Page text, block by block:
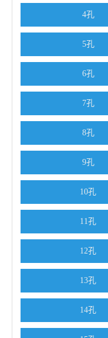
4孔
5孔
6孔
7孔
8孔
9孔
10孔
11孔
12孔
13孔
14孔